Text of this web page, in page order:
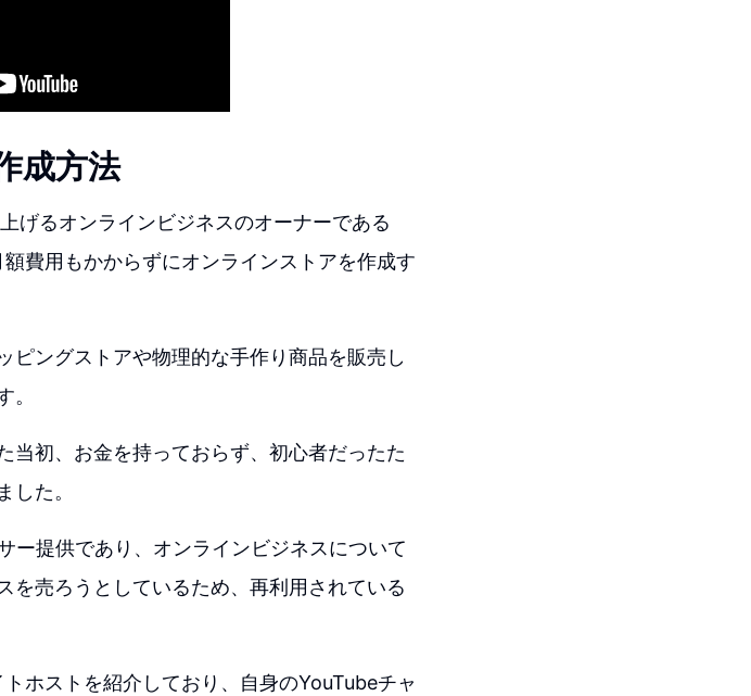
成方法
げるオンラインビジネスのオーナーである
費用もかからずにオンラインストアを作成す
ピングストアや物理的な手作り商品を販売し
。
当初、お金を持っておらず、初心者だったた
した。
ー提供であり、オンラインビジネスについて
を売ろうとしているため、再利用されている
ホストを紹介しており、自身のYouTubeチャ